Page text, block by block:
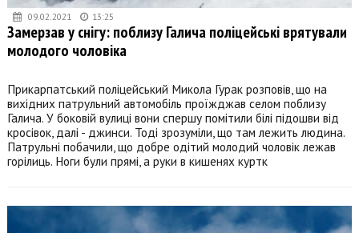
09.02.2021 13:25
Замерзав у снігу: поблизу Галича поліцейські врятували
молодого чоловіка
Прикарпатський поліцейський Микола Гурак розповів, що на
вихідних патрульний автомобіль проїжджав селом поблизу
Галича. У боковій вулиці вони спершу помітили білі підошви від
кросівок, далі - джинси. Тоді зрозуміли, що там лежить людина.
Патрульні побачили, що добре одітий молодий чоловік лежав
горілиць. Ноги були прямі, а руки в кишенях куртк